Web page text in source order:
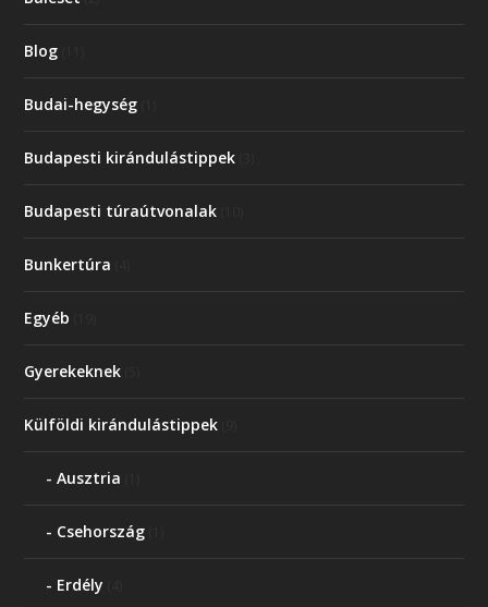
Blog
Budai-hegység
Budapesti kirándulástippek
Budapesti túraútvonalak
Bunkertúra
Egyéb
Gyerekeknek
Külföldi kirándulástippek
Ausztria
Csehország
Erdély